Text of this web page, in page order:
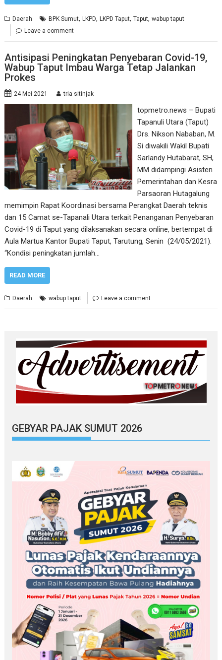
Daerah BPK Sumut,LKPD,LKPD Taput,Taput,wabup taput
Leave a comment
Antisipasi Peningkatan Penyebaran Covid-19,
Wabup Taput Imbau Warga Tetap Jalankan
Prokes
24 Mei 2021 tria sitinjak
topmetro.news – Bupati
Tapanuli Utara (Taput)
Drs. Nikson Nababan, M.
Si diwakili Wakil Bupati
Sarlandy Hutabarat, SH,
MM didampingi Asisten
Pemerintahan dan Kesra
Parsaoran Hutagalung
memimpin Rapat Koordinasi bersama Perangkat Daerah teknis
dan 15 Camat se-Tapanali Utara terkait Penanganan Penyebaran
Covid-19 di Taput yang dilaksanakan secara online, bertempat di
Aula Martua Kantor Bupati Taput, Tarutung, Senin (24/05/2021).
“Kondisi peningkatan jumlah…
READ MORE
Daerah wabup taput Leave a comment
GEBYAR PAJAK SUMUT 2026